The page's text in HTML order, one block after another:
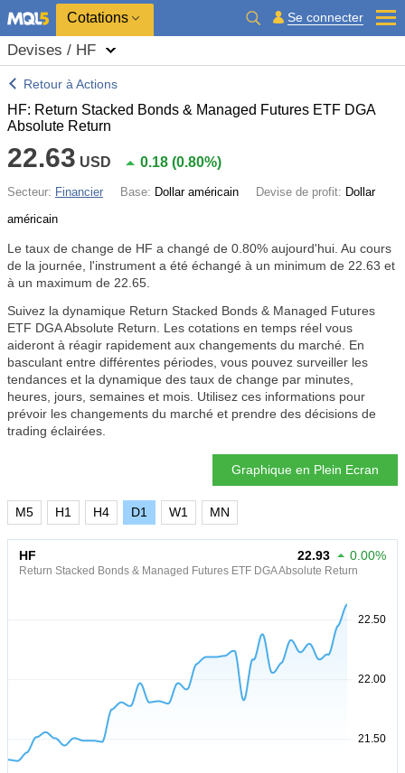
Cotations Se connecter
Devises / HF
Retour à Actions
HF: Return Stacked Bonds & Managed Futures ETF DGA
Absolute Return
22.63 USD 0.18 (0.80%)
Secteur: Financier Base: Dollar américain Devise de profit: Dollar
américain
Le taux de change de HF a changé de 0.80% aujourd'hui. Au cours
de la journée, l'instrument a été échangé à un minimum de 22.63 et
à un maximum de 22.65.
Suivez la dynamique Return Stacked Bonds & Managed Futures
ETF DGA Absolute Return. Les cotations en temps réel vous
aideront à réagir rapidement aux changements du marché. En
basculant entre différentes périodes, vous pouvez surveiller les
tendances et la dynamique des taux de change par minutes,
heures, jours, semaines et mois. Utilisez ces informations pour
prévoir les changements du marché et prendre des décisions de
trading éclairées.
Graphique en Plein Ecran
M5 H1 H4 D1 W1 MN
HF
Return Stacked Bonds & Managed Futures ETF DGA Absolute Return
22.93 0.00%